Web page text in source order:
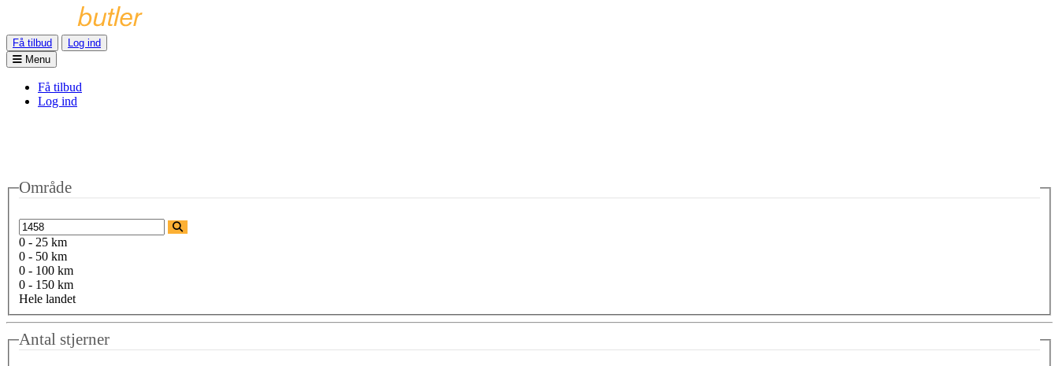
Få tilbud
Log ind
Menu
Få tilbud
Log ind
Område
0 - 25 km
0 - 50 km
0 - 100 km
0 - 150 km
Hele landet
Antal stjerner